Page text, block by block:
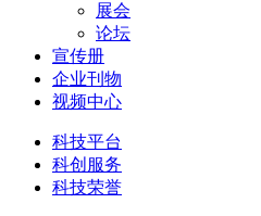
展会
论坛
宣传册
企业刊物
视频中心
科技平台
科创服务
科技荣誉